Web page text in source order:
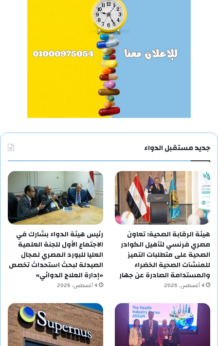
جديد مستقبل الدواء
هيئة الرقابة الصحية: تعاون
مصري فرنسي لتأهيل الكوادر
الصحية على متطلبات التميز
للمنشآت الصحية الخضراء
والمستدامة الصادرة عن جهار
4 أغسطس، 2026
رئيس هيئة الدواء بشارك في
الاجتماع الأول للجنة العلمية
العليا للبورد المصري لمجال
الصيدلة لبحث استحداث تخصص
«إدارة العلاج الدوائي»
4 أغسطس، 2026